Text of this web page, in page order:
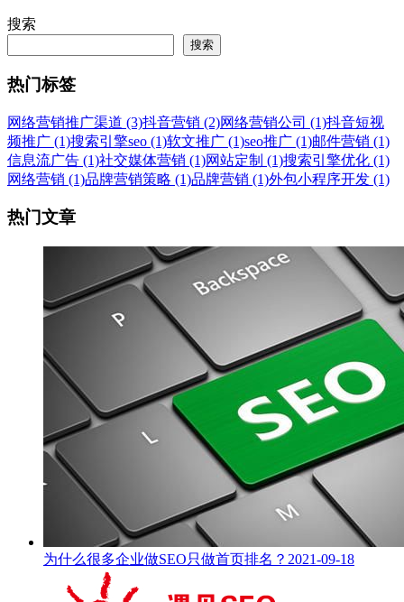
搜索
搜索
热门标签
网络营销推广渠道 (3)抖音营销 (2)网络营销公司 (1)抖音短视
频推广 (1)搜索引擎seo (1)软文推广 (1)seo推广 (1)邮件营销 (1)
信息流广告 (1)社交媒体营销 (1)网站定制 (1)搜索引擎优化 (1)
网络营销 (1)品牌营销策略 (1)品牌营销 (1)外包小程序开发 (1)
热门文章
为什么很多企业做SEO只做首页排名？ 2021-09-18